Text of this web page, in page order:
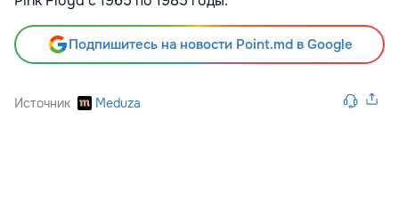
Подпишитесь на новости Point.md в Google
Источник Meduza